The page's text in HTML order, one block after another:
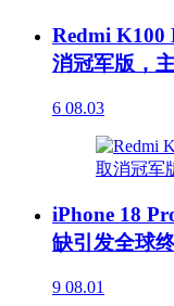
Redmi K100
消冠军版，
6 08.03
iPhone 18
缺引发全球
9 08.01